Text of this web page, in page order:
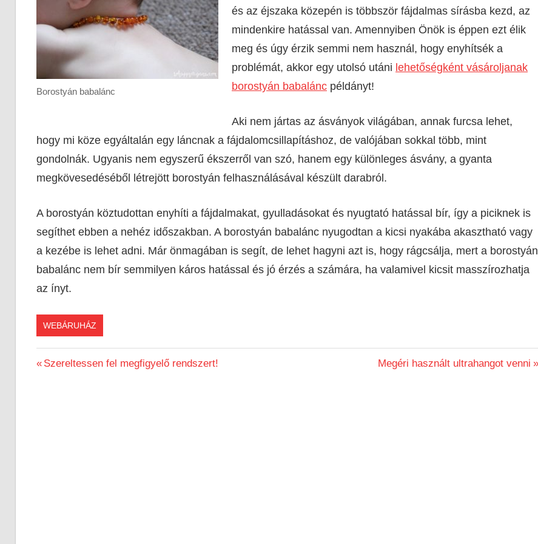
Borostyán babalánc
és az éjszaka közepén is többször fájdalmas sírásba kezd, az
mindenkire hatással van. Amennyiben Önök is éppen ezt élik
meg és úgy érzik semmi nem használ, hogy enyhítsék a
problémát, akkor egy utolsó utáni lehetőségként vásároljanak
borostyán babalánc példányt!
Aki nem jártas az ásványok világában, annak furcsa lehet,
hogy mi köze egyáltalán egy láncnak a fájdalomcsillapításhoz, de valójában sokkal több, mint
gondolnák. Ugyanis nem egyszerű ékszerről van szó, hanem egy különleges ásvány, a gyanta
megkövesedéséből létrejött borostyán felhasználásával készült darabról.
A borostyán köztudottan enyhíti a fájdalmakat, gyulladásokat és nyugtató hatással bír, így a piciknek is
segíthet ebben a nehéz időszakban. A borostyán babalánc nyugodtan a kicsi nyakába akasztható vagy
a kezébe is lehet adni. Már önmagában is segít, de lehet hagyni azt is, hogy rágcsálja, mert a borostyán
babalánc nem bír semmilyen káros hatással és jó érzés a számára, ha valamivel kicsit masszírozhatja
az ínyt.
WEBÁRUHÁZ
Previous
Szereltessen fel megfigyelő rendszert!
Next
Megéri használt ultrahangot venni